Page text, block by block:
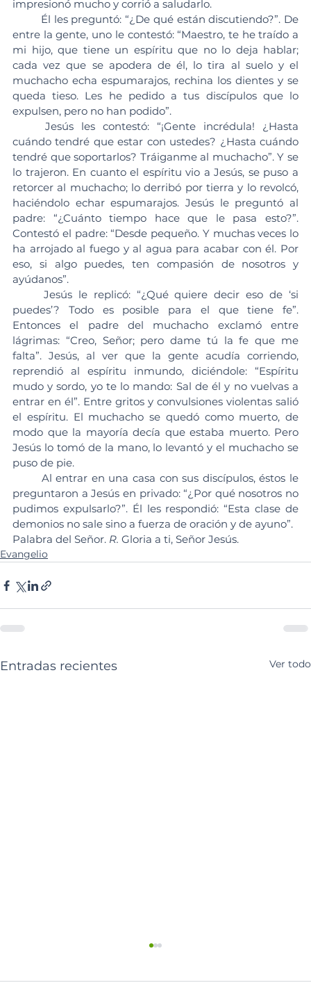
impresionó mucho y corrió a saludarlo.
entre la gente, uno le contestó: “Maestro, te he traído a
mi hijo, que tiene un espíritu que no lo deja hablar;
cada vez que se apodera de él, lo tira al suelo y el
muchacho echa espumarajos, rechina los dientes y se
queda tieso. Les he pedido a tus discípulos que lo
expulsen, pero no han podido”.
cuándo tendré que estar con ustedes? ¿Hasta cuándo
tendré que soportarlos? Tráiganme al muchacho”. Y se
lo trajeron. En cuanto el espíritu vio a Jesús, se puso a
retorcer al muchacho; lo derribó por tierra y lo revolcó,
haciéndolo echar espumarajos. Jesús le preguntó al
padre: “¿Cuánto tiempo hace que le pasa esto?”.
Contestó el padre: “Desde pequeño. Y muchas veces lo
ha arrojado al fuego y al agua para acabar con él. Por
eso, si algo puedes, ten compasión de nosotros y
ayúdanos”.
puedes’? Todo es posible para el que tiene fe”.
Entonces el padre del muchacho exclamó entre
lágrimas: “Creo, Señor; pero dame tú la fe que me
falta”. Jesús, al ver que la gente acudía corriendo,
reprendió al espíritu inmundo, diciéndole: “Espíritu
mudo y sordo, yo te lo mando: Sal de él y no vuelvas a
entrar en él”. Entre gritos y convulsiones violentas salió
el espíritu. El muchacho se quedó como muerto, de
modo que la mayoría decía que estaba muerto. Pero
Jesús lo tomó de la mano, lo levantó y el muchacho se
puso de pie.
preguntaron a Jesús en privado: “¿Por qué nosotros no
pudimos expulsarlo?”. Él les respondió: “Esta clase de
demonios no sale sino a fuerza de oración y de ayuno”.
Palabra del Señor. R. Gloria a ti, Señor Jesús.
Evangelio
Entradas recientes Ver todo